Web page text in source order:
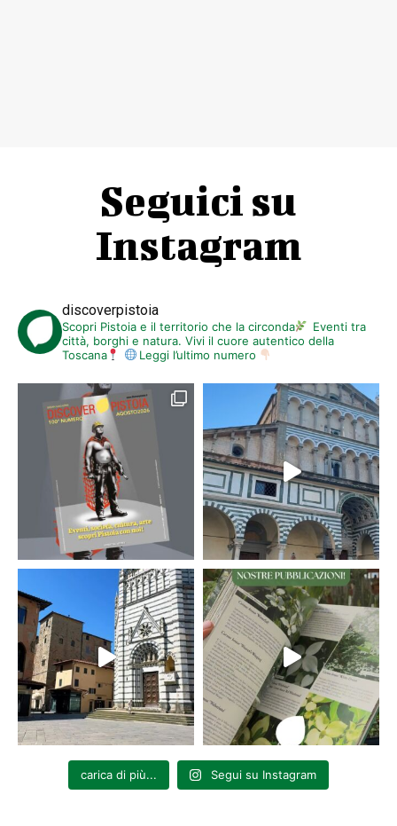
Seguici su
Instagram
discoverpistoia
Scopri Pistoia e il territorio che la circonda
Eventi tra
città, borghi e natura. Vivi il cuore autentico della
Toscana
Leggi l’ultimo numero
carica di più... Segui su Instagram